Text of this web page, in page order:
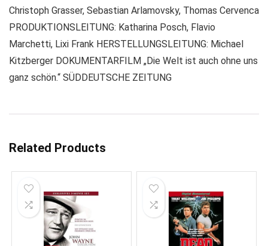
Christoph Grasser, Sebastian Arlamovsky, Thomas Cervenca
PRODUKTIONSLEITUNG: Katharina Posch, Flavio
Marchetti, Lixi Frank HERSTELLUNGSLEITUNG: Michael
Kitzberger DOKUMENTARFILM „Die Welt ist auch ohne uns
ganz schön.“ SÜDDEUTSCHE ZEITUNG
Related Products